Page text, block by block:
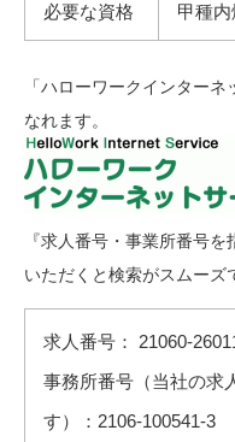
必要な資格 甲種
「ハローワークインター
なれます。
『求人番号・事業所番号
いただくと検索がスムーズ
求人番号： 21060-
事務所番号（当社の求
す）：2106-100541-3